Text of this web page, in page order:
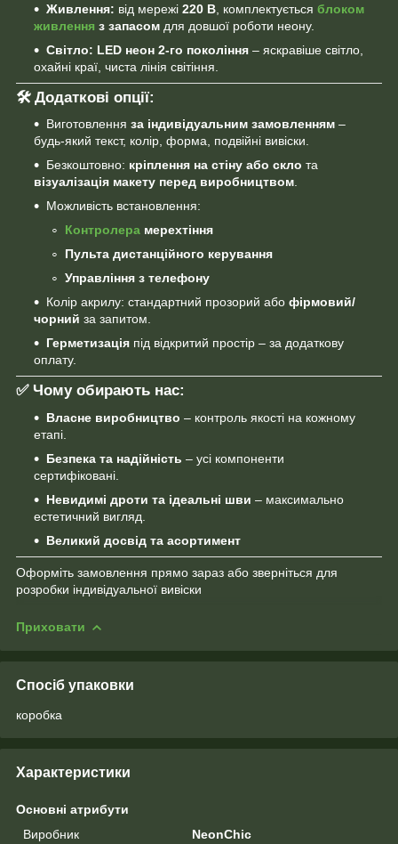
Живлення: від мережі 220 В , комплектується блоком
живлення з запасом для довшої роботи неону.
Світло: LED неон 2-го покоління – яскравіше світло,
охайні краї, чиста лінія світіння.
🛠 Додаткові опції:
Виготовлення за індивідуальним замовленням –
будь-який текст, колір, форма, подвійні вивіски.
Безкоштовно: кріплення на стіну або скло та
візуалізація макету перед виробництвом.
Можливість встановлення:
Контролера мерехтіння
Пульта дистанційного керування
Управління з телефону
Колір акрилу: стандартний прозорий або фірмовий/
чорний за запитом.
Герметизація під відкритий простір – за додаткову
оплату.
✅ Чому обирають нас:
Власне виробництво – контроль якості на кожному
етапі.
Безпека та надійність – усі компоненти
сертифіковані.
Невидимі дроти та ідеальні шви – максимально
естетичний вигляд.
Великий досвід та асортимент
Оформіть замовлення прямо зараз або зверніться для
розробки індивідуальної вивіски
Приховати
Спосіб упаковки
коробка
Характеристики
Основні атрибути
Виробник
NeonChic